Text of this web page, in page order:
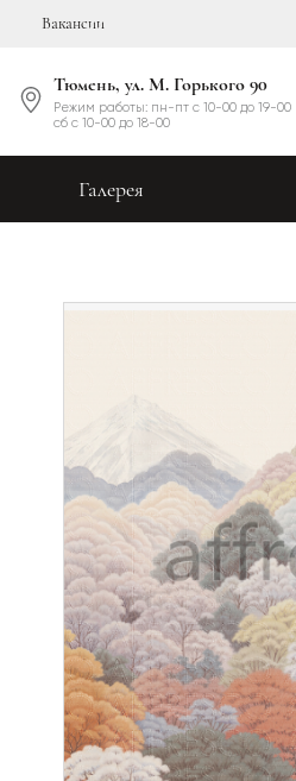
Вакансии
Тюмень, ул. М. Горького 90
Режим работы: пн-пт с 10-00 до 19-00
сб с 10-00 до 18-00
Галерея